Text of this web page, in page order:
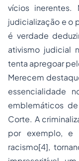
vícios inerentes.
judicialização e o
é verdade
ativismo judicial
tenta apregoar
Merecem
essencialidade
emblemáticos
Corte. A
por exemplo, e
racismo[4],